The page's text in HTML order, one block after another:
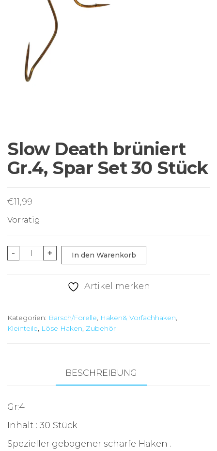
Sortiment Ruten,
Slow Death brüniert
Gr.4, Spar Set 30 Stück
€11,99
Vorrätig
-
Slow
Set
30
+ In den Warenkorb
Artikel merken
Kategorien: Barsch/Forelle, Haken& Vorfachhaken,
Kleinteile, Löse Haken, Zubehör
BESCHREIBUNG
Gr:4
Inhalt : 30 Stück
Spezieller gebogener scharfe Haken .